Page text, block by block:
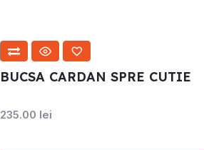
BUCSA CARDAN SPRE CUTIE
235.00 lei